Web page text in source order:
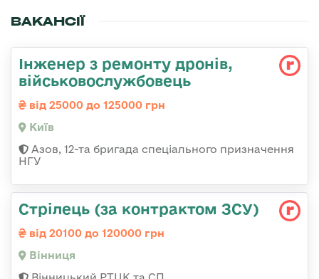
ВАКАНСІЇ
Інженер з ремонту дронів,
військовослужбовець
від 25000 до 125000 грн
Київ
Азов, 12-та бригада спеціального призначення
НГУ
Стрілець (за контрактом ЗСУ)
від 20100 до 120000 грн
Вінниця